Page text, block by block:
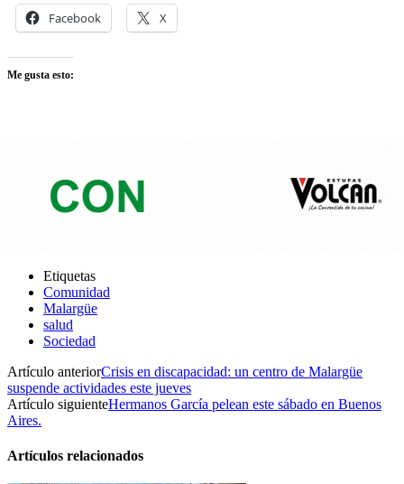
Facebook X
Me gusta esto:
Etiquetas
Comunidad
Malargüe
salud
Sociedad
Artículo anteriorCrisis en discapacidad: un centro de Malargüe
suspende actividades este jueves
Artículo siguienteHermanos García pelean este sábado en Buenos
Aires.
Artículos relacionados